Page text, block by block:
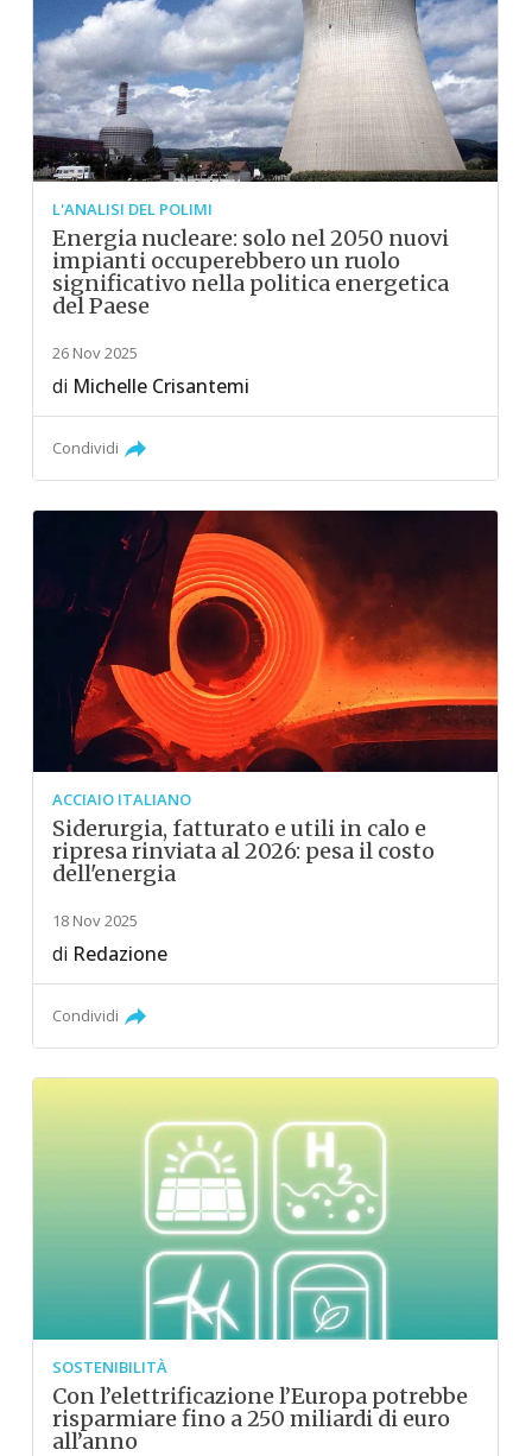
L'ANALISI DEL POLIMI
Energia nucleare: solo nel 2050 nuovi
impianti occuperebbero un ruolo
significativo nella politica energetica
del Paese
26 Nov 2025
di Michelle Crisantemi
Condividi
ACCIAIO ITALIANO
Siderurgia, fatturato e utili in calo e
ripresa rinviata al 2026: pesa il costo
dell'energia
18 Nov 2025
di Redazione
Condividi
SOSTENIBILITÀ
Con l’elettrificazione l’Europa potrebbe
risparmiare fino a 250 miliardi di euro
all’anno